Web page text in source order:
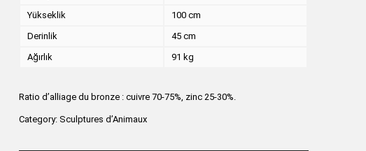
Yükseklik
100 cm
Derinlik
45 cm
Ağırlık
91 kg
Ratio d’alliage du bronze : cuivre 70-75%, zinc 25-30%.
Category:Sculptures d’Animaux